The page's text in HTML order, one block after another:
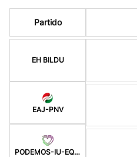
Partido
EH BILDU
EAJ-PNV
PODEMOS-IU-EQUO BERD